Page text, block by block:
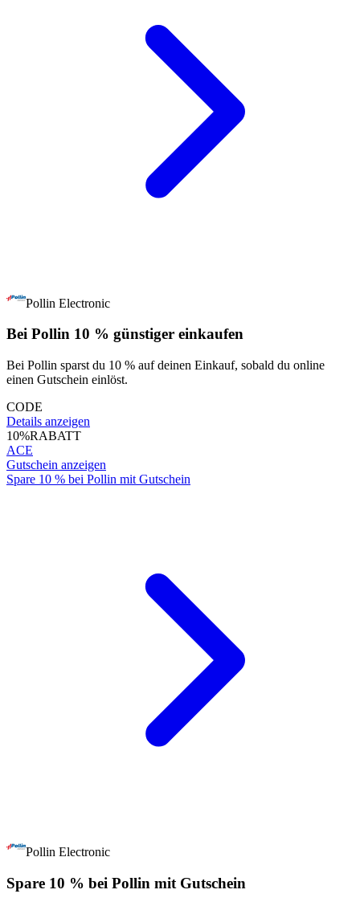
Pollin Electronic
Bei Pollin 10 % günstiger einkaufen
Bei Pollin sparst du 10 % auf deinen Einkauf, sobald du online
einen Gutschein einlöst.
CODE
Details anzeigen
10%RABATT
ACE
Gutschein anzeigen
Spare 10 % bei Pollin mit Gutschein
Pollin Electronic
Spare 10 % bei Pollin mit Gutschein